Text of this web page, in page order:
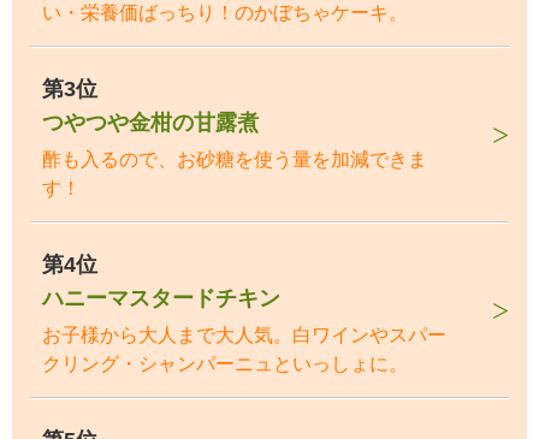
い・栄養価ばっちり！のかぼちゃケーキ。
第3位
つやつや金柑の甘露煮
酢も入るので、お砂糖を使う量を加減できま
す！
第4位
ハニーマスタードチキン
お子様から大人まで大人気。白ワインやスパー
クリング・シャンパーニュといっしょに。